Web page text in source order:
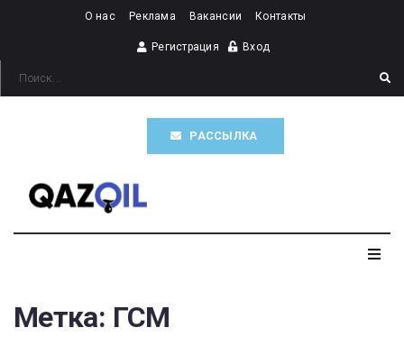
О нас Реклама Вакансии Контакты
Регистрация Вход
РАССЫЛКА
Метка: ГСМ